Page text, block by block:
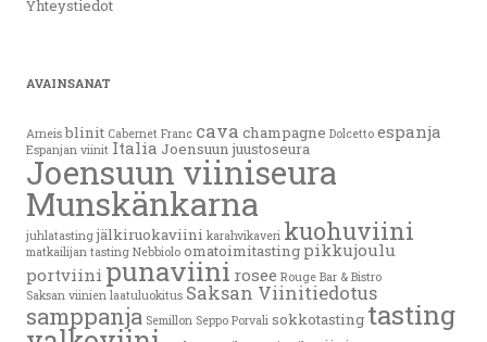
Yhteystiedot
AVAINSANAT
Arneis blinit Cabernet Franc cava champagne Dolcetto espanja
Espanjan viinit Italia Joensuun juustoseura
Joensuun viiniseura
Munskänkarna
juhlatasting jälkiruokaviini karahvikaveri kuohuviini
matkailijan tasting Nebbiolo omatoimitasting pikkujoulu
portviini punaviini rosee Rouge Bar & Bistro
Saksan viinien laatuluokitus Saksan Viinitiedotus
samppanja Semillon Seppo Porvali sokkotasting tasting